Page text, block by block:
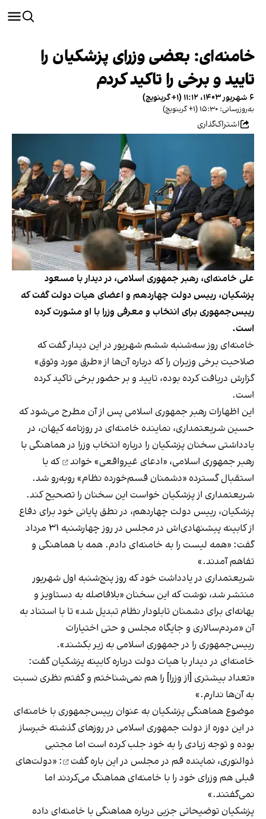
خامنه‌ای: بعضی وزرای پزشکیان را
تایید و برخی را تاکید کردم
۶ شهریور ۱۴۰۳، ۱۱:۱۲ (‎+۱ گرینویچ)
به‌روزرسانی: ۱۵:۳۰ (‎+۱ گرینویچ)
اشتراک‌گذاری
علی خامنه‌ای، رهبر جمهوری اسلامی، در دیدار با مسعود
پزشکیان، رییس دولت چهاردهم و اعضای هیات دولت گفت که
رییس‌جمهوری برای انتخاب و معرفی وزرا با او مشورت کرده
است.
خامنه‌ای روز سه‌شنبه ششم شهریور در این دیدار گفت که
صلاحیت برخی وزیران را که درباره آن‌ها از «طرق مورد وثوق»
گزارش دریافت کرده بوده، تایید و بر حضور برخی تاکید کرده
است.
این اظهارات رهبر جمهوری اسلامی پس از آن مطرح می‌شود که
حسین شریعتمداری، نماینده خامنه‌ای در روزنامه کیهان، در
یادداشتی سخنان پزشکیان را درباره انتخاب وزرا در هماهنگی با
رهبر جمهوری اسلامی، «ادعای غیر‌واقعی» خواند
که با
استقبال گسترده «دشمنان قسم‌خورده نظام» روبه‌رو شد.
شریعتمداری از پزشکیان خواست این سخنان را تصحیح کند.
پزشکیان، رییس دولت چهاردهم، در نطق پایانی خود برای دفاع
از کابینه پیشنهادی‌اش در مجلس در روز چهارشنبه ۳۱ مرداد
گفت: «همه لیست را به خامنه‌ای دادم. همه با هماهنگی و
تفاهم آمدند.»
شریعتمداری در یادداشت خود که روز پنج‌شنبه اول شهریور
منتشر شد، نوشت که این سخنان «بلافاصله به دستاویز و
بهانه‌ای برای دشمنان تابلودار نظام تبدیل شد» تا با استناد به
آن «مردم‌سالاری و جایگاه مجلس و حتی اختیارات
رییس‌جمهوری را در جمهوری اسلامی به زیر بکشند».
خامنه‌ای در دیدار با هیات دولت درباره کابینه پزشکیان گفت:
«تعداد بیشتری [از وزرا] را هم نمی‌شناختم و گفتم نظری نسبت
به آن‌ها ندارم.»
موضوع هماهنگی پزشکیان به عنوان رییس‌جمهوری با خامنه‌ای
در این دوره از دولت جمهوری اسلامی در روزهای گذشته خبرساز
بوده و توجه زیادی را به خود جلب کرده است اما مجتبی
ذوالنوری، نماینده قم در مجلس در این بارهگفت
: «دولت‌های
قبلی هم وزرای خود را با خامنه‌ای هماهنگ می‌کردند اما
نمی‌گفتند.»
پزشکیان توضیحاتی جزیی درباره هماهنگی با خامنه‌ای داده